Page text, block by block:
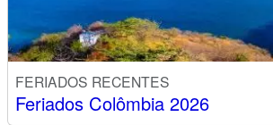
FERIADOS RECENTES
Feriados Colômbia 2026